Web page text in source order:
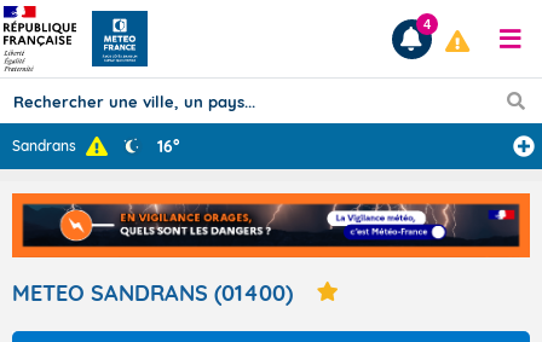
Prévisions
TOUS LES RÉSULTATS
Articles
4
Sandrans 16°
METEO SANDRANS (01400)